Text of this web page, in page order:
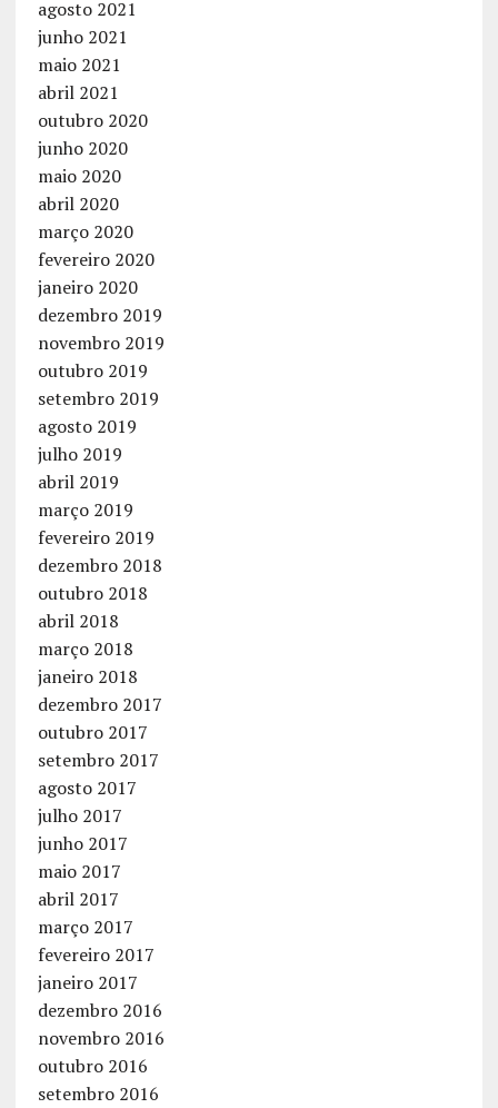
agosto 2021
junho 2021
maio 2021
abril 2021
outubro 2020
junho 2020
maio 2020
abril 2020
março 2020
fevereiro 2020
janeiro 2020
dezembro 2019
novembro 2019
outubro 2019
setembro 2019
agosto 2019
julho 2019
abril 2019
março 2019
fevereiro 2019
dezembro 2018
outubro 2018
abril 2018
março 2018
janeiro 2018
dezembro 2017
outubro 2017
setembro 2017
agosto 2017
julho 2017
junho 2017
maio 2017
abril 2017
março 2017
fevereiro 2017
janeiro 2017
dezembro 2016
novembro 2016
outubro 2016
setembro 2016